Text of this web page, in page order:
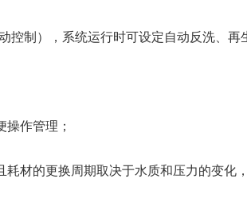
控制），系统运行时可设定自动反洗、再
作管理；
材的更换周期取决于水质和压力的变化